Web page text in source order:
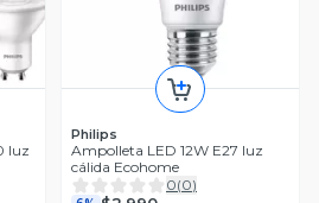
luz
Philips
Ampolleta LED 12W E27 luz
cálida Ecohome
0(0)